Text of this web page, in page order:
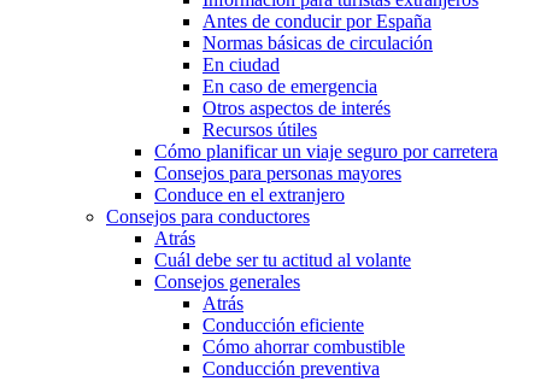
Antes de conducir por España
Normas básicas de circulación
En ciudad
En caso de emergencia
Otros aspectos de interés
Recursos útiles
Cómo planificar un viaje seguro por carretera
Consejos para personas mayores
Conduce en el extranjero
Consejos para conductores
Atrás
Cuál debe ser tu actitud al volante
Consejos generales
Atrás
Conducción eficiente
Cómo ahorrar combustible
Conducción preventiva